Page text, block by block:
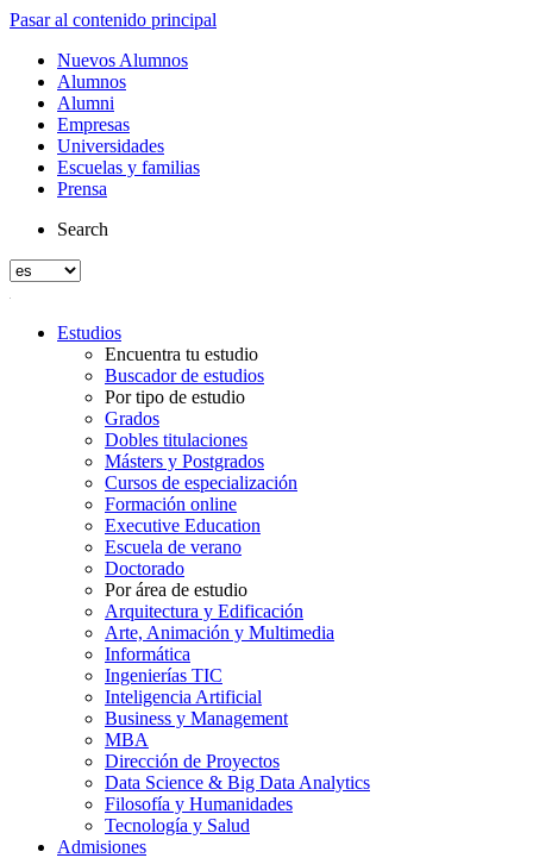
Pasar al contenido principal
Nuevos Alumnos
Alumnos
Alumni
Empresas
Universidades
Escuelas y familias
Prensa
Search
Estudios
Encuentra tu estudio
Buscador de estudios
Por tipo de estudio
Grados
Dobles titulaciones
Másters y Postgrados
Cursos de especialización
Formación online
Executive Education
Escuela de verano
Doctorado
Por área de estudio
Arquitectura y Edificación
Arte, Animación y Multimedia
Informática
Ingenierías TIC
Inteligencia Artificial
Business y Management
MBA
Dirección de Proyectos
Data Science & Big Data Analytics
Filosofía y Humanidades
Tecnología y Salud
Admisiones